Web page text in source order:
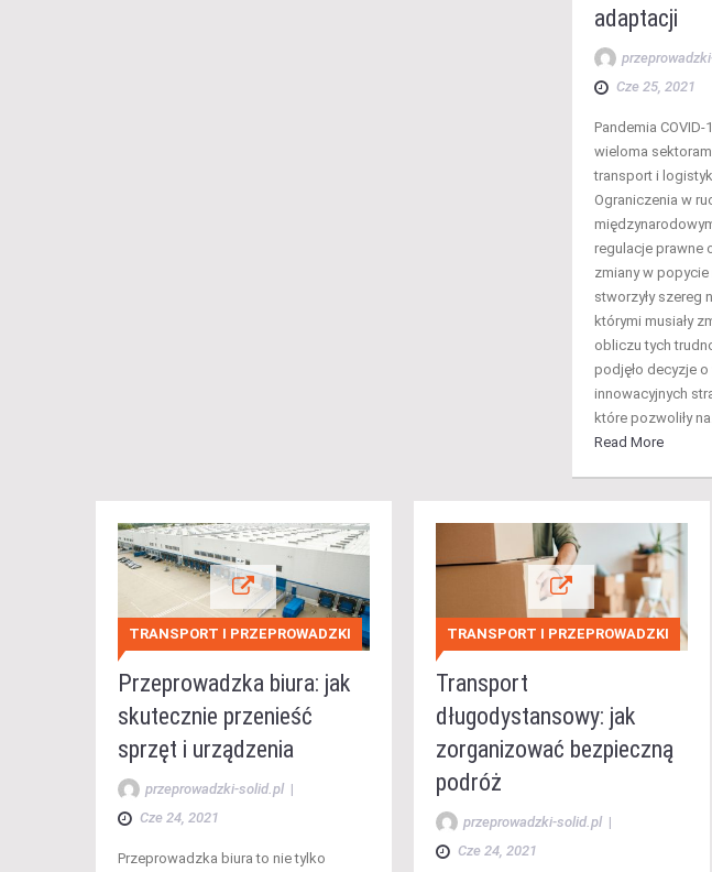
adaptacji
Cze 25, 2021
Pandemia COVID-
wieloma
transport i
Ograniczenia w
regulacje prawne
zmiany w
stworzyły szereg
którymi musiały
obliczu tych
podjęło decyzje
innowacyjnych
które pozwoliły na…
Read More
TRANSPORT I PRZEPROWADZKI
Przeprowadzka biura: jak
skutecznie przenieść
sprzęt i urządzenia
przeprowadzki-solid.pl |
Cze 24, 2021
Przeprowadzka biura to nie tylko
TRANSPORT I PRZEPROWADZKI
Transport
długodystansowy: jak
zorganizować bezpieczną
podróż
przeprowadzki-solid.pl|
Cze 24, 2021